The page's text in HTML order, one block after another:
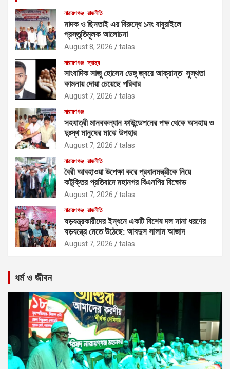
নারায়ণগঞ্জ রাজনীতি
মাদক ও ছিনতাই এর বিরুদ্ধে ১নং বাবুরাইলে
প্রস্তুতিমূলক আলোচনা
August 8, 2026 talas
নারায়ণগঞ্জ স্বাস্থ্য
সাংবাদিক সাজু হোসেন ডেঙ্গু জ্বরে আক্রান্ত সুস্থতা
কামনায় দোয়া চেয়েছে পরিবার
August 7, 2026 talas
নারায়ণগঞ্জ
সহযাত্রী মানবকল্যান ফাউন্ডেশনের পক্ষ থেকে অসহায় ও
দুঃস্থ মানুষের মাঝে উপহার
August 7, 2026 talas
নারায়ণগঞ্জ রাজনীতি
বৈরী আবহাওয়া উপেক্ষা করে প্রধানমন্ত্রীকে নিয়ে
কটূক্তির প্রতিবাদে মহানগর বিএনপির বিক্ষোভ
August 7, 2026 talas
নারায়ণগঞ্জ রাজনীতি
ষড়যন্ত্রকারীদের ইন্ধনে একটি বিশেষ দল নানা ধরণের
ষড়যন্ত্রে মেতে উঠেছে: আবদুস সালাম আজাদ
August 7, 2026 talas
ধর্ম ও জীবন